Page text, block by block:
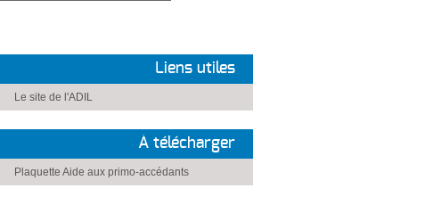
Liens utiles
Le site de l'ADIL
À télécharger
Plaquette Aide aux primo-accédants